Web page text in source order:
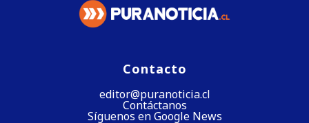
Contacto
editor@puranoticia.cl
Contáctanos
Síguenos en Google News